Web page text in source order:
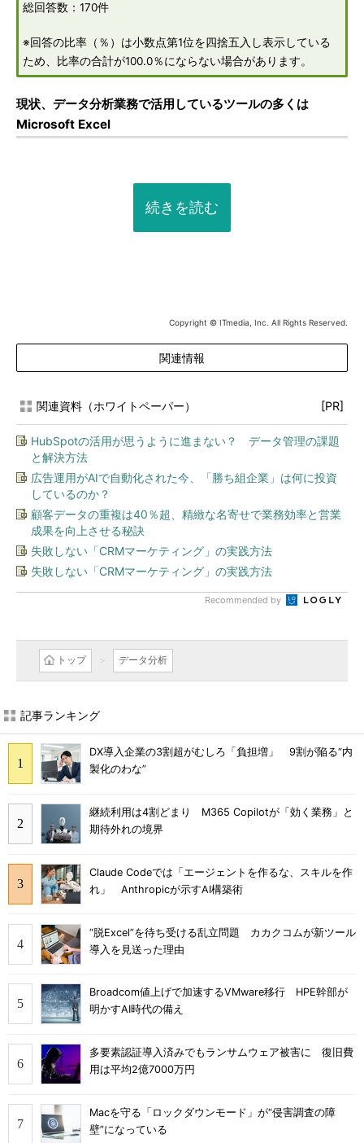
総回答数：170件
※回答の比率（％）は小数点第1位を四捨五入し表示している
ため、比率の合計が100.0％にならない場合があります。
現状、データ分析業務で活用しているツールの多くは
Microsoft Excel
続きを読む
Copyright © ITmedia, Inc. All Rights Reserved.
関連情報
関連資料（ホワイトペーパー） [PR]
HubSpotの活用が思うように進まない？ データ管理の課題
と解決方法
広告運用がAIで自動化された今、「勝ち組企業」は何に投資
しているのか？
顧客データの重複は40％超、精緻な名寄せで業務効率と営業
成果を向上させる秘訣
失敗しない「CRMマーケティング」の実践方法
失敗しない「CRMマーケティング」の実践方法
Recommended by
トップ データ分析
記事ランキング
DX導入企業の3割超がむしろ「負担増」 9割が陥る“内
製化のわな”
継続利用は4割どまり M365 Copilotが「効く業務」と
期待外れの境界
Claude Codeでは「エージェントを作るな、スキルを作
れ」 Anthropicが示すAI構築術
“脱Excel”を待ち受ける乱立問題 カカクコムが新ツール
導入を見送った理由
Broadcom値上げで加速するVMware移行 HPE幹部が
明かすAI時代の備え
多要素認証導入済みでもランサムウェア被害に 復旧費
用は平均2億7000万円
Macを守る「ロックダウンモード」が“侵害調査の障
壁”になっている